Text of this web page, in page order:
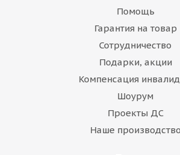
Помощь
Гарантия на товар
Сотрудничество
Подарки, акции
Компенсация
Шоурум
Проекты ДС
Наше производство